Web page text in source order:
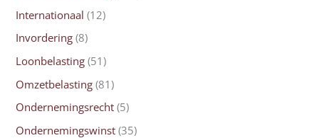
Internationaal (12)
Invordering (8)
Loonbelasting (51)
Omzetbelasting (81)
Ondernemingsrecht (5)
Ondernemingswinst (35)